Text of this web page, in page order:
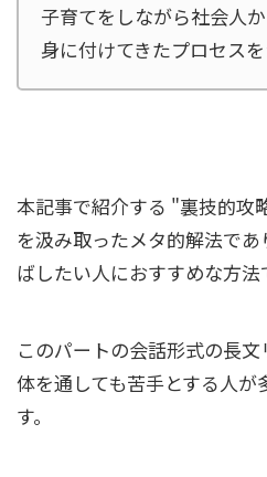
子育てをしながら社会人
身に付けてきたプロセスを
本記事で紹介する "裏技的攻
を汲み取ったメタ的解法で
ばしたい人におすすめな方法
このパートの会話形式の長
体を通しても苦手とする人
す。